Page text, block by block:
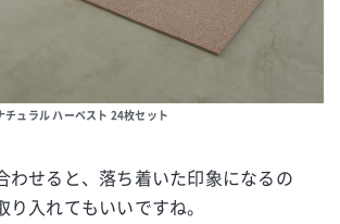
チュラル ハーベスト 24枚セット
わせると、落ち着いた印象になるの
入れてもいいですね。